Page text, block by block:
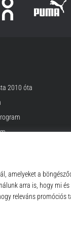
2010 óta
Feltételek